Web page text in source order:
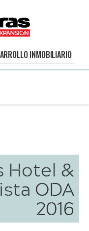
INMOBILIARIO
Hotel &
ODA
2016